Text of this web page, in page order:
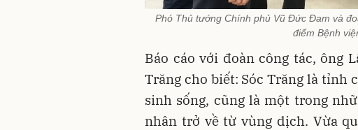
Phó Thủ tướng Chính phủ Vũ Đức Đam và
điểm Bệnh
Báo cáo với đoàn công tác, ông
Trăng cho biết: Sóc Trăng là tỉnh
sinh sống, cũng là một trong
nhân trở về từ vùng dịch. Vừa